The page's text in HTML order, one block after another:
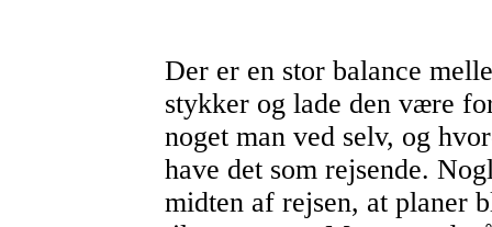
Der er en stor balance
stykker og lade den være
noget man ved selv, og
have det som rejsende.
midten af rejsen, at planer